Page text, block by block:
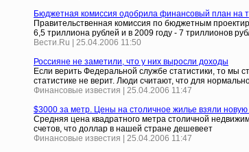
Бюджетная комиссия одобрила финансовый план на
Правительственная комиссия по бюджетным
6,5 триллиона рублей и в 2009 году - 7 триллионов
Вести.Ru | 25.04.2006 11:50
Россияне не заметили, что у них выросли доходы
Если верить Федеральной службе статистики, то
статистике не верит. Люди считают, что для
Финансовые известия | 25.04.2006 11:47
$3000 за метр. Цены на столичное жилье взяли новую
Средняя цена квадратного метра столичной
счетов, что доллар в нашей стране дешевеет
Финансовые известия | 25.04.2006 11:47